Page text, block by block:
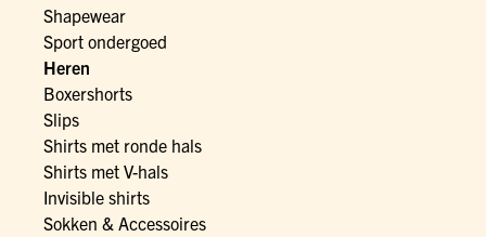
Shapewear
Sport ondergoed
Heren
Boxershorts
Slips
Shirts met ronde hals
Shirts met V-hals
Invisible shirts
Sokken & Accessoires